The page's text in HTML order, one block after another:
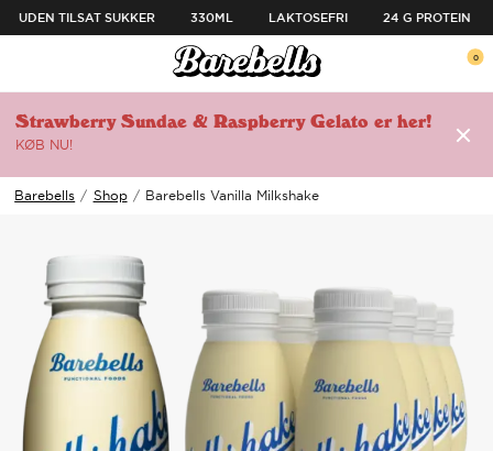
UDEN TILSAT SUKKER 330ML LAKTOSEFRI 24 G PROTEIN
0
Strawberry Sundae & Raspberry Gelato er her!
KØB NU!
Barebells / Shop / Barebells Vanilla Milkshake
menuen